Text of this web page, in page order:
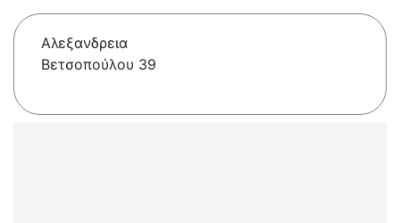
Αλεξανδρεια
Βετσοπούλου 39